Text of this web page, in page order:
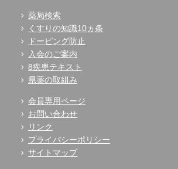
薬局検索
くすりの知識10ヵ条
ドーピング防止
入会のご案内
8疾患テキスト
県薬の取組み
会員専用ページ
お問い合わせ
リンク
プライバシーポリシー
サイトマップ